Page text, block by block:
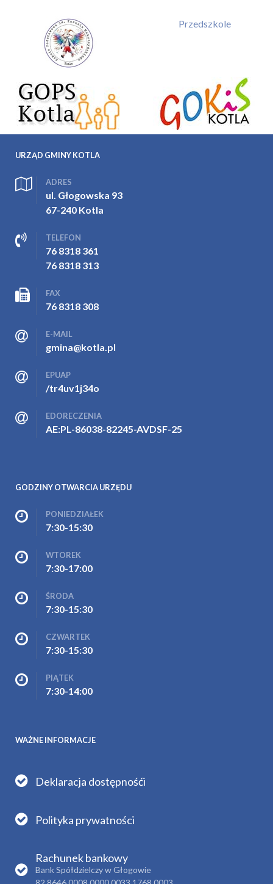
Przedszkole
URZĄD GMINY KOTLA
ADRES
ul. Głogowska 93
67-240 Kotla
TELEFON
76 8318 361
76 8318 313
FAX
76 8318 308
E-MAIL
gmina@kotla.pl
EPUAP
/tr4uv1j34o
EDORECZENIA
AE:PL-86038-82245-AVDSF-25
GODZINY OTWARCIA URZĘDU
PONIEDZIAŁEK
7:30-15:30
WTOREK
7:30-17:00
ŚRODA
7:30-15:30
CZWARTEK
7:30-15:30
PIĄTEK
7:30-14:00
WAŻNE INFORMACJE
Deklaracja dostępnośći
Polityka prywatności
Rachunek bankowy
Bank Spółdzielczy w Głogowie